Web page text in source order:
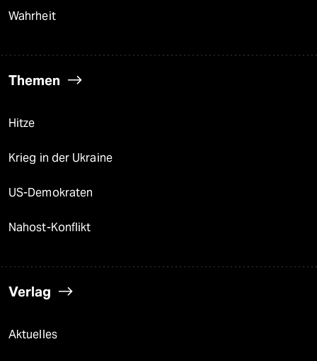
Wahrheit
Themen
Hitze
Krieg in der Ukraine
US-Demokraten
Nahost-Konflikt
Verlag
Aktuelles